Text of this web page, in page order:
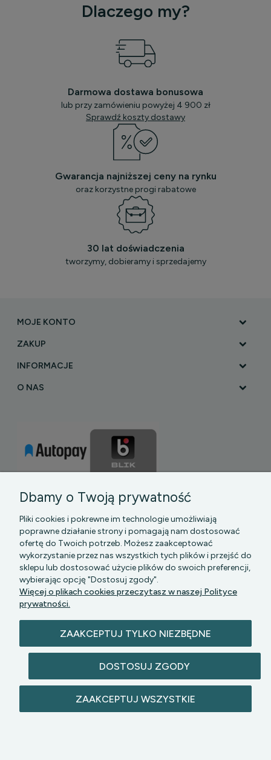
Dlaczego my?
Darmowa dostawa bonusowa
lub przy zamówieniu powyżej 4 900 zł
Sprawdź koszty dostawy
Gwarancja najniższej ceny na rynku
oraz korzystne progi rabatowe
30 lat doświadczenia
tworzymy, dobieramy i sprzedajemy
MOJE KONTO
ZAKUP
INFORMACJE
O NAS
PGK MAZOWSZE SP Z O.O.|| Bartycka 24-210B,
00-716 WARSZAWA, woj. mazowieckie || NIP:
zastrzeżone.
Dbamy o Twoją prywatność
Pliki cookies i pokrewne im technologie umożliwiają
poprawne działanie strony i pomagają nam dostosować
ofertę do Twoich potrzeb. Możesz zaakceptować
wykorzystanie przez nas wszystkich tych plików i przejść do
sklepu lub dostosować użycie plików do swoich preferencji,
wybierając opcję "Dostosuj zgody".
Więcej o plikach cookies przeczytasz w naszej Polityce
prywatności.
ZAAKCEPTUJ TYLKO NIEZBĘDNE
DOSTOSUJ ZGODY
ZAAKCEPTUJ WSZYSTKIE